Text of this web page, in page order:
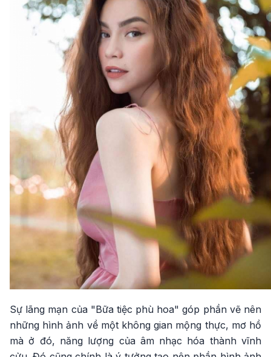
Sự lãng mạn của "Bữa tiệc phù hoa" góp phần vẽ nên
những hình ảnh về một không gian mộng thực, mơ hồ
mà ở đó, năng lượng của âm nhạc hóa thành vĩnh